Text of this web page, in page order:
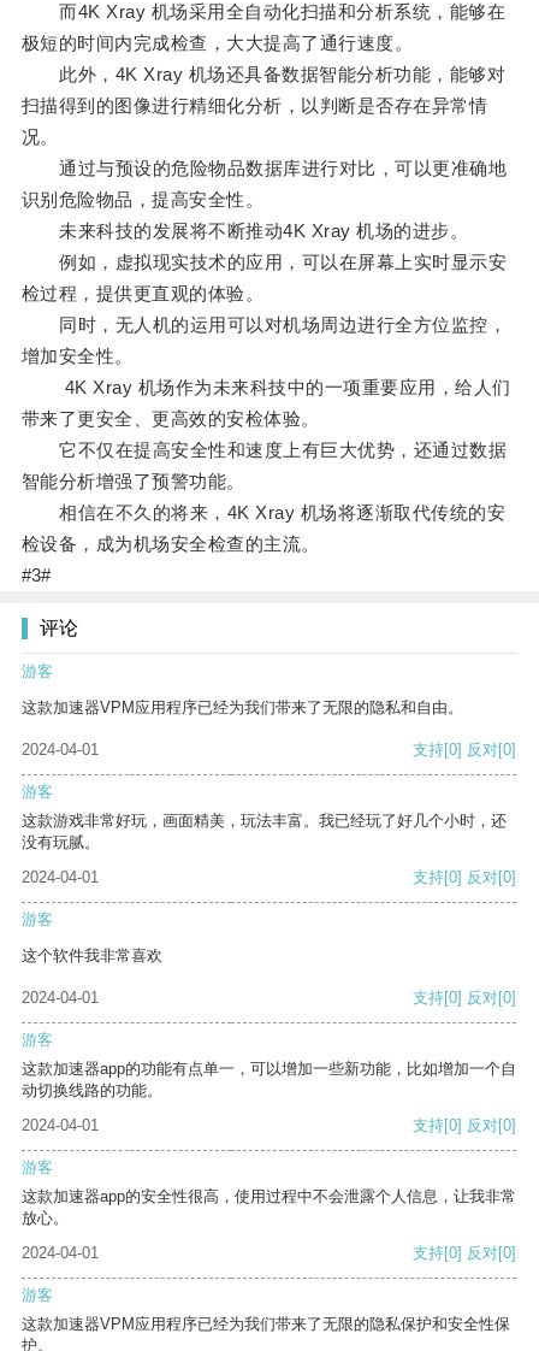
而4K Xray 机场采用全自动化扫描和分析系统，能够在
极短的时间内完成检查，大大提高了通行速度。
此外，4K Xray 机场还具备数据智能分析功能，能够对
扫描得到的图像进行精细化分析，以判断是否存在异常情
况。
通过与预设的危险物品数据库进行对比，可以更准确地
识别危险物品，提高安全性。
未来科技的发展将不断推动4K Xray 机场的进步。
例如，虚拟现实技术的应用，可以在屏幕上实时显示安
检过程，提供更直观的体验。
同时，无人机的运用可以对机场周边进行全方位监控，
增加安全性。
4K Xray 机场作为未来科技中的一项重要应用，给人们
带来了更安全、更高效的安检体验。
它不仅在提高安全性和速度上有巨大优势，还通过数据
智能分析增强了预警功能。
相信在不久的将来，4K Xray 机场将逐渐取代传统的安
检设备，成为机场安全检查的主流。
#3#
评论
游客
这款加速器VPM应用程序已经为我们带来了无限的隐私和自由。
2024-04-01 支持[0] 反对[0]
游客
这款游戏非常好玩，画面精美，玩法丰富。我已经玩了好几个小时，还
没有玩腻。
2024-04-01
支持[0] 反对[0]
游客
这个软件我非常喜欢
2024-04-01 支持[0] 反对[0]
游客
这款加速器app的功能有点单一，可以增加一些新功能，比如增加一个自
动切换线路的功能。
2024-04-01
支持[0] 反对[0]
游客
这款加速器app的安全性很高，使用过程中不会泄露个人信息，让我非常
放心。
2024-04-01
支持[0] 反对[0]
游客
这款加速器VPM应用程序已经为我们带来了无限的隐私保护和安全性保
护。